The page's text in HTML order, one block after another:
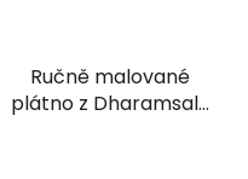
Ručně malované
plátno z Dharamsaly